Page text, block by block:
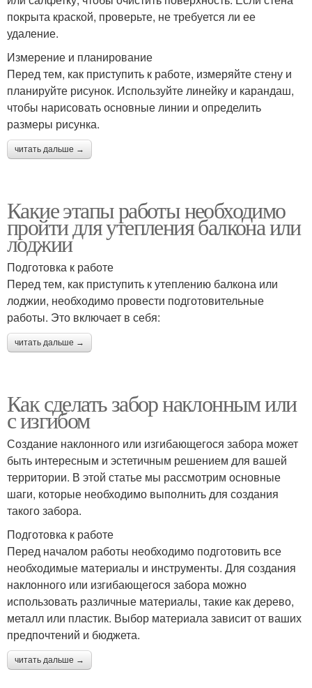
покрыта краской, проверьте, не требуется ли ее
удаление.
Измерение и планирование
Перед тем, как приступить к работе, измеряйте стену и
планируйте рисунок. Используйте линейку и карандаш,
чтобы нарисовать основные линии и определить
размеры рисунка.
читать дальше →
Какие этапы работы необходимо
пройти для утепления балкона или
лоджии
Подготовка к работе
Перед тем, как приступить к утеплению балкона или
лоджии, необходимо провести подготовительные
работы. Это включает в себя:
читать дальше →
Как сделать забор наклонным или
с изгибом
Создание наклонного или изгибающегося забора может
быть интересным и эстетичным решением для вашей
территории. В этой статье мы рассмотрим основные
шаги, которые необходимо выполнить для создания
такого забора.
Подготовка к работе
Перед началом работы необходимо подготовить все
необходимые материалы и инструменты. Для создания
наклонного или изгибающегося забора можно
использовать различные материалы, такие как дерево,
металл или пластик. Выбор материала зависит от ваших
предпочтений и бюджета.
читать дальше →